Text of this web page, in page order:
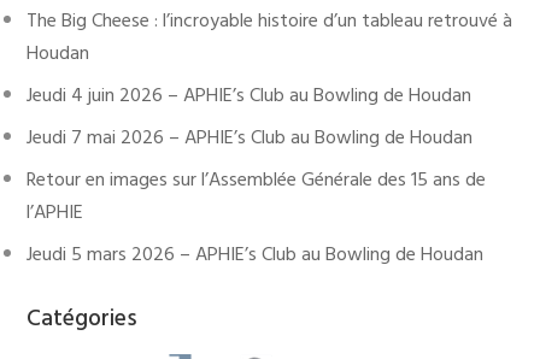
The Big Cheese : l’incroyable histoire d’un tableau retrouvé à
Houdan
Jeudi 4 juin 2026 – APHIE’s Club au Bowling de Houdan
Jeudi 7 mai 2026 – APHIE’s Club au Bowling de Houdan
Retour en images sur l’Assemblée Générale des 15 ans de
l’APHIE
Jeudi 5 mars 2026 – APHIE’s Club au Bowling de Houdan
Catégories